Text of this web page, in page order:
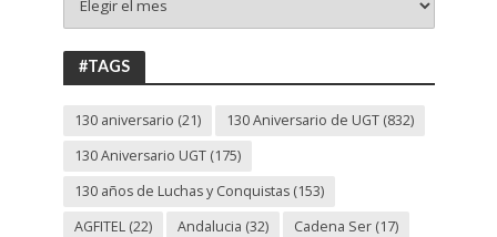
130
ANIVERSARIO
UGT
#TAGS
130 aniversario (21) 130 Aniversario de UGT(832)
130 Aniversario UGT(175)
130 años de Luchas y Conquistas(153)
AGFITEL(22) Andalucia (32) Cadena Ser(17)